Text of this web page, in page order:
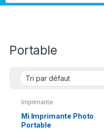
Portable
Imprimante
Mi Imprimante Photo
Portable